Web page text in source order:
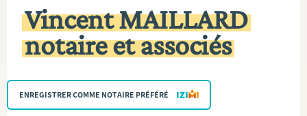
Relations et vivre ensemble
Héritage et donations
Entreprendre
Vincent MAILLARD
notaire et associés
ENREGISTRER COMME NOTAIRE PRÉFÉRÉ